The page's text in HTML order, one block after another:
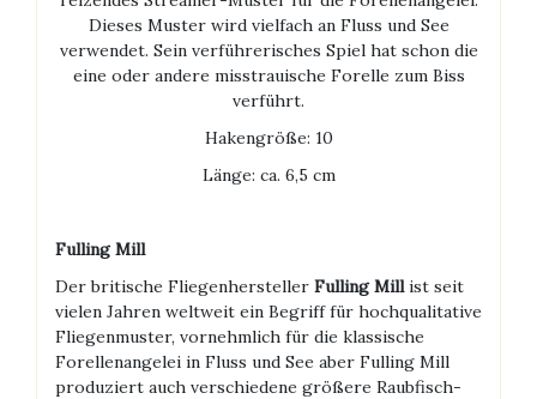
Dieses Muster wird vielfach an Fluss und See
verwendet. Sein verführerisches Spiel hat schon die
eine oder andere misstrauische Forelle zum Biss
verführt.
Hakengröße: 10
Länge: ca. 6,5 cm
Fulling Mill
Der britische Fliegenhersteller Fulling Millist seit
vielen Jahren weltweit ein Begriff für hochqualitative
Fliegenmuster, vornehmlich für die klassische
Forellenangelei in Fluss und See aber Fulling Mill
produziert auch verschiedene größere Raubfisch-